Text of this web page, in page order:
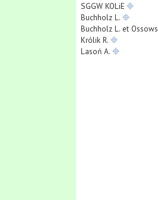
SGGW KOLiE
Buchholz L.
Buchholz L. et
Królik R.
Lasoń A.